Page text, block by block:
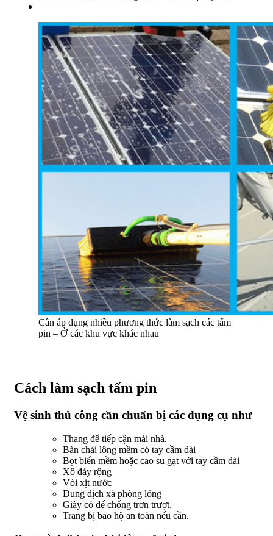
Cần áp dụng nhiều phương thức làm sạch các tấm
pin – Ở các khu vực khác nhau
Cách làm sạch tấm pin
Vệ sinh thủ công cần chuẩn bị các dụng cụ như
Thang để tiếp cận mái nhà.
Bàn chải lông mềm có tay cầm dài
Bọt biển mềm hoặc cao su gạt với tay cầm dài
Xô đáy rộng
Vòi xịt nước
Dung dịch xà phòng lỏng
Giày có đế chống trơn trượt.
Trang bị bảo hộ an toàn nếu cần.